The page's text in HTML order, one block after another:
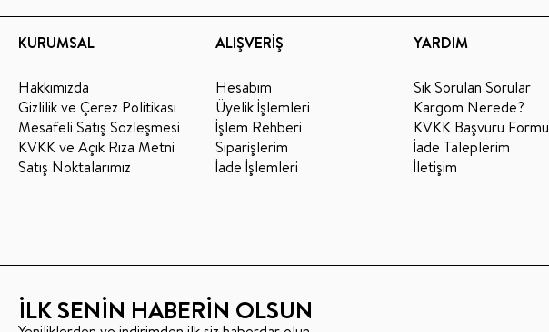
KURUMSAL
Hakkımızda
Gizlilik ve Çerez Politikası
Mesafeli Satış Sözleşmesi
KVKK ve Açık Rıza Metni
Satış Noktalarımız
ALIŞVERİŞ
Hesabım
Üyelik İşlemleri
İşlem Rehberi
Siparişlerim
İade İşlemleri
YARDIM
Sık Sorulan Sorular
Kargom Nerede?
KVKK Başvuru Formu
İade Taleplerim
İletişim
İLK SENİN HABERİN OLSUN